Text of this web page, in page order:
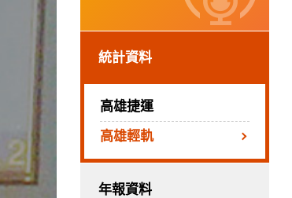
統計資料
高雄捷運
高雄輕軌
年報資料